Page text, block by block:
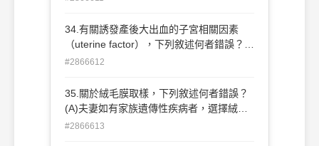
mIU/mL、血型Rh陽性，48小時後重複抽血
檢驗結果：β-hCG值為873 mIU/mL。綜合
這位女性病患的狀況，最適合她的下一步處
血檢驗β-hCG值 (B)抽血檢驗progesterone
值 (C)施行腹腔鏡檢查 (D)抽血檢測血清
aspartate aminotransferase、creatinine以
及hemoglobin值
出血超過1000 mL (C)血比容
（hematocrit）掉3% (D)心跳增加20 bpm
34.有關誘發產後大出血的子宮相關因素
（uterine factor），下列敘述何者錯誤？
(A)多胞胎或羊水過多造成子宮過度擴張
(C)雙角子宮 (D)鹵化劑（halogenated
agents）等吸入性麻醉藥物誘發
#2866612
35.關於絨毛膜取樣，下列敘述何者錯誤？
(A)夫妻如有家族遺傳性疾病者，選擇絨毛
膜取樣，可較早得到診斷 (B)可經由陰道或
#2866613